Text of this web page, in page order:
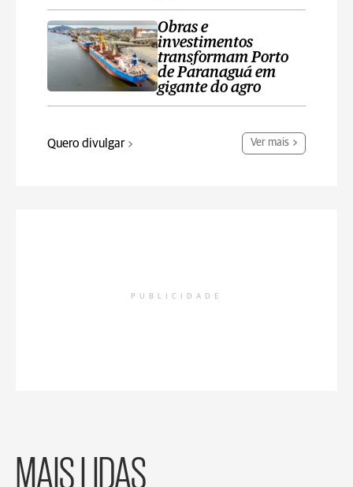
Obras e
investimentos
transformam Porto
de Paranaguá em
gigante do agro
Quero divulgar Ver mais
PUBLICIDADE
MAIS LIDAS